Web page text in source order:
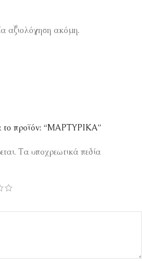
αξιολόγηση ακόμη.
το προϊόν: “ΜΑΡΤΥΡΙΚΑ”
Τα υποχρεωτικά πεδία